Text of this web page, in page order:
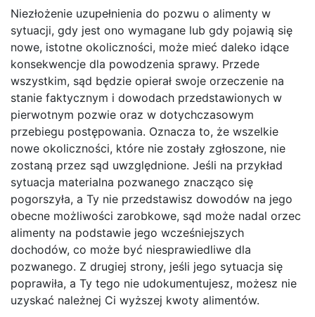
Niezłożenie uzupełnienia do pozwu o alimenty w
sytuacji, gdy jest ono wymagane lub gdy pojawią się
nowe, istotne okoliczności, może mieć daleko idące
konsekwencje dla powodzenia sprawy. Przede
wszystkim, sąd będzie opierał swoje orzeczenie na
stanie faktycznym i dowodach przedstawionych w
pierwotnym pozwie oraz w dotychczasowym
przebiegu postępowania. Oznacza to, że wszelkie
nowe okoliczności, które nie zostały zgłoszone, nie
zostaną przez sąd uwzględnione. Jeśli na przykład
sytuacja materialna pozwanego znacząco się
pogorszyła, a Ty nie przedstawisz dowodów na jego
obecne możliwości zarobkowe, sąd może nadal orzec
alimenty na podstawie jego wcześniejszych
dochodów, co może być niesprawiedliwe dla
pozwanego. Z drugiej strony, jeśli jego sytuacja się
poprawiła, a Ty tego nie udokumentujesz, możesz nie
uzyskać należnej Ci wyższej kwoty alimentów.